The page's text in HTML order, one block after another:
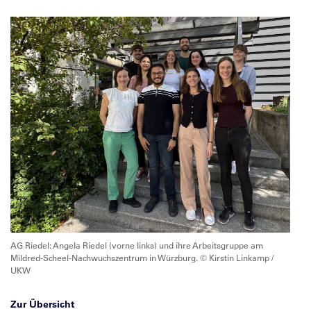
AG Riedel: Angela Riedel (vorne links) und ihre Arbeitsgruppe am
Mildred-Scheel-Nachwuchszentrum in Würzburg. © Kirstin Linkamp /
UKW
Zur Übersicht